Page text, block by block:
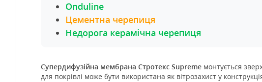
Onduline
Цементна черепиця
Недорога керамічна черепиця
Супердифузійна мембрана Стротекс Supreme монтується
для покрівлі може бути використана як вітрозахист у